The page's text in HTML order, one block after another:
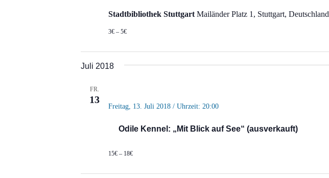
Stadtbibliothek Stuttgart Mailänder Platz 1, Stuttgart, Deutschland
3€ – 5€
Juli 2018
FR.
13
Odile Kennel: „Mit Blick auf See“ (ausverkauft)
Freitag, 13. Juli 2018 / Uhrzeit: 20:00
15€ – 18€